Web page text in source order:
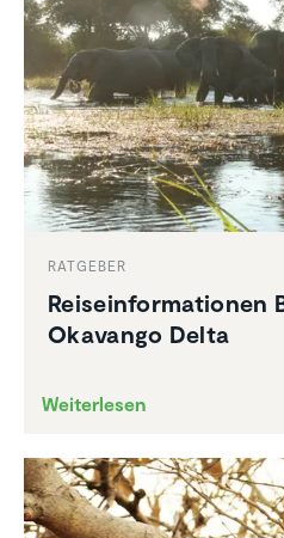
RATGEBER
Reise­infor­ma­tionen
Okavango Delta
Weiterlesen